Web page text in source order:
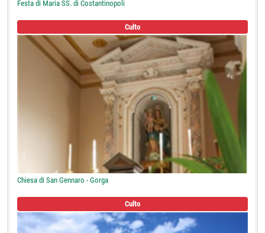
Festa di Maria SS. di Costantinopoli
Culto
Chiesa di San Gennaro - Gorga
Culto